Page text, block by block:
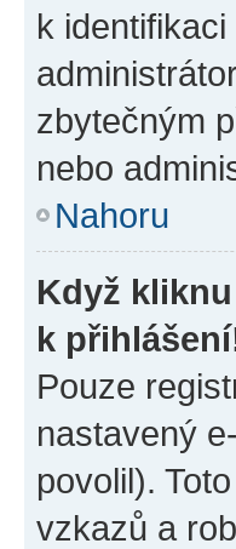
k
zbytečným
nebo
Nahoru
Když
k
Pouze
nastavený
povolil).
vzkazů a